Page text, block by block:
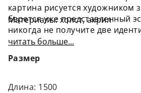
картина рисуется художником
берется уже представленный
никогда не получите две
ведь рука художника никогда не
Материалы: холст, акрил
читать больше...
Размер
Длина: 1500